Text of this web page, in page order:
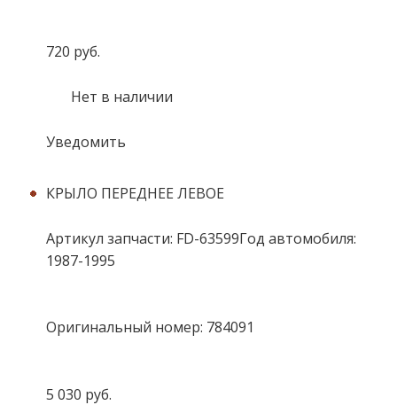
720 руб.
Нет в наличии
Уведомить
КРЫЛО ПЕРЕДНЕЕ ЛЕВОЕ
Артикул запчасти: FD-63599Год автомобиля:
1987-1995
Оригинальный номер: 784091
5 030 руб.